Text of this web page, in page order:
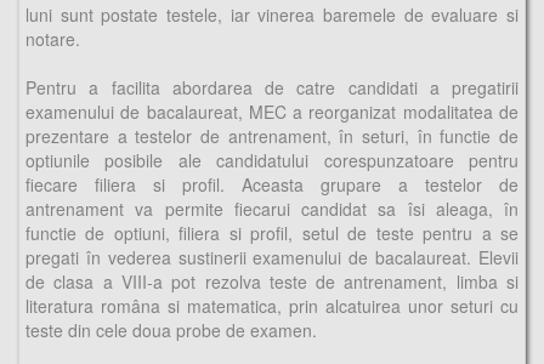
luni sunt postate testele, iar vinerea baremele de evaluare si
notare.
Pentru a facilita abordarea de catre candidati a pregatirii
examenului de bacalaureat, MEC a reorganizat modalitatea de
prezentare a testelor de antrenament, în seturi, în functie de
optiunile posibile ale candidatului corespunzatoare pentru
fiecare filiera si profil. Aceasta grupare a testelor de
antrenament va permite fiecarui candidat sa îsi aleaga, în
functie de optiuni, filiera si profil, setul de teste pentru a se
pregati în vederea sustinerii examenului de bacalaureat. Elevii
de clasa a VIII-a pot rezolva teste de antrenament, limba si
literatura româna si matematica, prin alcatuirea unor seturi cu
teste din cele doua probe de examen.